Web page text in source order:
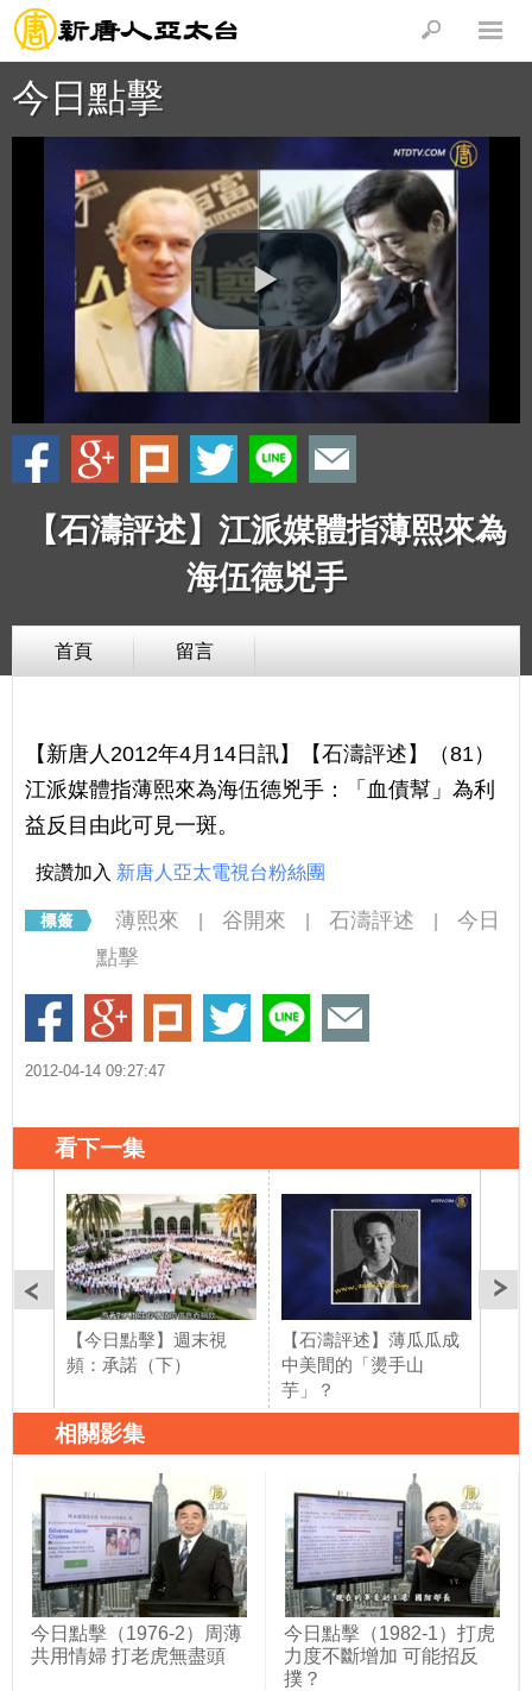
今日點擊
【石濤評述】江派媒體指薄熙來為
海伍德兇手
首頁 留言
【新唐人2012年4月14日訊】【石濤評述】（81）
江派媒體指薄熙來為海伍德兇手：「血債幫」為利
益反目由此可見一斑。
按讚加入 新唐人亞太電視台粉絲團
薄熙來 谷開來 石濤評述
今日
點擊
2012-04-14 09:27:47
看下一集
【今日點擊】週末視
頻：承諾（下）
【石濤評述】薄瓜瓜成
中美間的「燙手山
芋」？
相關影集
今日點擊（1976-2）周薄
共用情婦 打老虎無盡頭
今日點擊（1982-1）打虎
力度不斷增加 可能招反
撲？